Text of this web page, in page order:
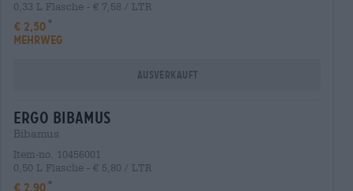
0,33 L Flasche - € 7,58 / LTR
€ 2,50
MEHRWEG
Ausverkauft
ergo bibamus
Bibamus
Item-no. 10456001
0,50 L Flasche - € 5,80 / LTR
€ 2,90